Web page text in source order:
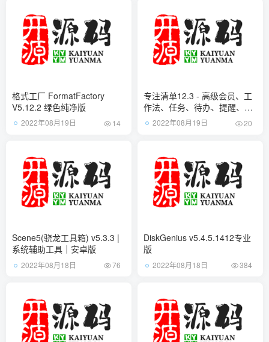
格式工厂 FormatFactory
V5.12.2 绿色纯净版
2022年08月19日 14
专注清单12.3 - 高级会员、工
作法、任务、待办、提醒、白
噪音等等
2022年08月19日 20
Scene5(骁龙工具箱) v5.3.3 |
系统辅助工具｜安卓版
2022年08月18日 76
DiskGenius v5.4.5.1412专业
版
2022年08月18日 384